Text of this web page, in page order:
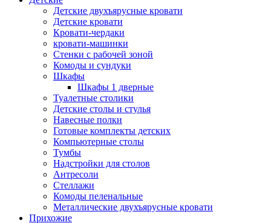
Детские двухъярусные кровати
Детские кровати
Кровати-чердаки
кровати-машинки
Стенки с рабочей зоной
Комоды и сундуки
Шкафы
Шкафы 1 дверные
Туалетные столики
Детские столы и стулья
Навесные полки
Готовые комплекты детских
Компьютерные столы
Тумбы
Надстройки для столов
Антресоли
Стеллажи
Комоды пеленальные
Металлические двухъярусные кровати
Прихожие